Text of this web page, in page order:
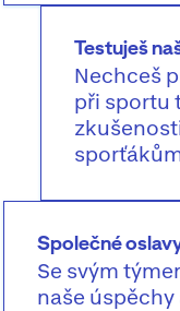
Testuješ
Nechceš
při sportu
Společné
Se svým
naše